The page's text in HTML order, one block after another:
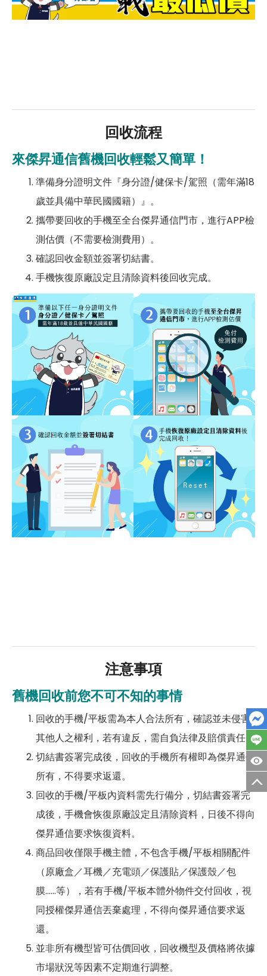
回收流程
來傑昇通信舊機回收輕鬆又簡單！
準備身分證明文件『身分證/健保卡/駕照（需年滿18
歲並具備中華民國國籍）』。
攜帶要回收的手機至全台傑昇通信門市，進行APP檢
測估價（不需要檢測費用）。
確認回收金額並簽署切結書。
手機恢復原廠設定且清除資料後回收完成。
注意事項
舊機回收前您不可不知的事情
回收的手機/平板需為本人合法所有，確認並未侵害
其他人之權利，若有違反，需自負法律及賠償責任。
切結書簽署完成後，回收的手機所有權即為傑昇通信
所有，不得要求返還。
回收的手機/平板內資料需先行備分，切結書簽署完
成後，手機會恢復原廠設定且清除資料，日後不得向
傑昇通信要求恢復資料。
商品回收僅限手機主體，不包含手機/平板相關配件
（原廠盒／耳機／充電頭／保護貼／保護殼／包
膜……等），若有手機/平板本體外物件交付回收，視
同授權傑昇通信丟棄處理，不得向傑昇通信要求返
還。
並非所有機型皆可估價回收，回收機型及價格將依據
市場狀況等因素不定期進行調整。